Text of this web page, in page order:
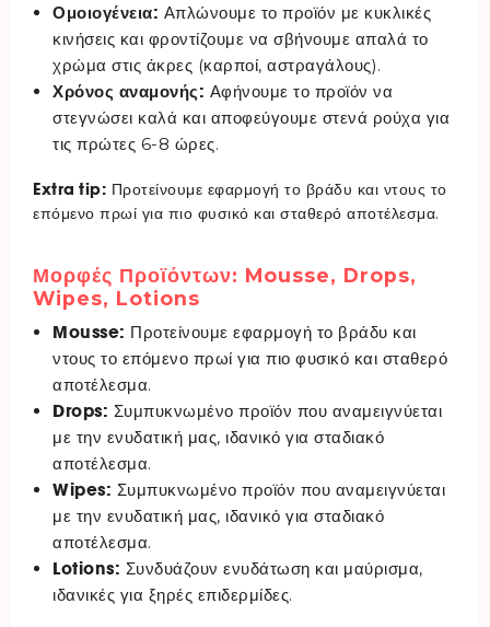
Ομοιογένεια: Απλώνουμε το προϊόν με κυκλικές
κινήσεις και φροντίζουμε να σβήνουμε απαλά το
χρώμα στις άκρες (καρποί, αστραγάλους).
Χρόνος αναμονής: Αφήνουμε το προϊόν να
στεγνώσει καλά και αποφεύγουμε στενά ρούχα για
τις πρώτες 6-8 ώρες.
Extra tip: Προτείνουμε εφαρμογή το βράδυ και ντους το
επόμενο πρωί για πιο φυσικό και σταθερό αποτέλεσμα.
Μορφές Προϊόντων: Mousse, Drops,
Wipes, Lotions
Mousse: Προτείνουμε εφαρμογή το βράδυ και
ντους το επόμενο πρωί για πιο φυσικό και σταθερό
αποτέλεσμα.
Drops: Συμπυκνωμένο προϊόν που αναμειγνύεται
με την ενυδατική μας, ιδανικό για σταδιακό
αποτέλεσμα.
Wipes: Συμπυκνωμένο προϊόν που αναμειγνύεται
με την ενυδατική μας, ιδανικό για σταδιακό
αποτέλεσμα.
Lotions: Συνδυάζουν ενυδάτωση και μαύρισμα,
ιδανικές για ξηρές επιδερμίδες.